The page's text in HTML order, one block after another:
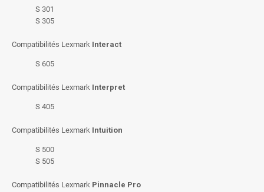
S 301
S 305
Compatibilités Lexmark Interact
S 605
Compatibilités Lexmark Interpret
S 405
Compatibilités Lexmark Intuition
S 500
S 505
Compatibilités Lexmark Pinnacle Pro